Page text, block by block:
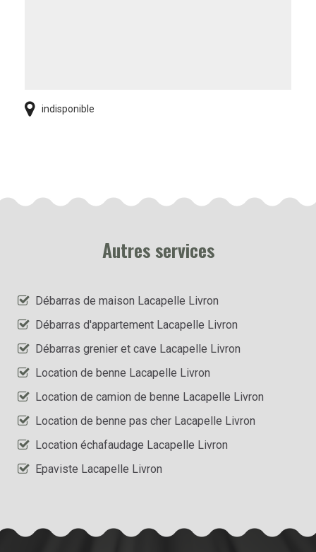
indisponible
Autres services
Débarras de maison Lacapelle Livron
Débarras d'appartement Lacapelle Livron
Débarras grenier et cave Lacapelle Livron
Location de benne Lacapelle Livron
Location de camion de benne Lacapelle Livron
Location de benne pas cher Lacapelle Livron
Location échafaudage Lacapelle Livron
Epaviste Lacapelle Livron